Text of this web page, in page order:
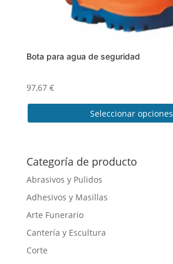
Bota para agua de seguridad
97,67 €
Seleccionar opciones
tiene
múltiples
variantes.
Las
opciones
pueden
elegir
Categoría de producto
Abrasivos y Pulidos
Adhesivos y Masillas
Arte Funerario
Cantería y Escultura
Corte